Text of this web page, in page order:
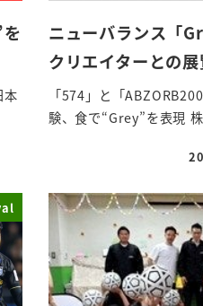
本
ニューバランス「
クリエイターとの
「574」と「
験、食で“Grey”を表現
投